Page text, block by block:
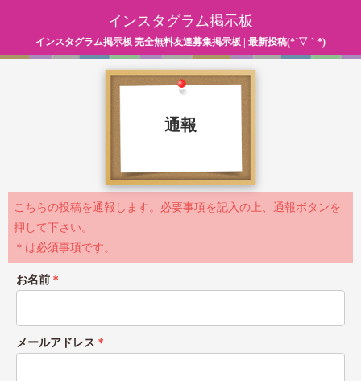
インスタグラム掲示板
インスタグラム掲示板 完全無料友達募集掲示板 | 最新投稿(*´▽｀*)
通報
こちらの投稿を通報します。必要事項を記入の上、通報ボタンを
押して下さい。
＊は必須事項です。
お名前 ＊
メールアドレス ＊